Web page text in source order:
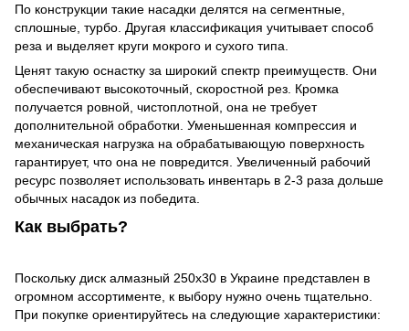
По конструкции такие насадки делятся на сегментные,
сплошные, турбо. Другая классификация учитывает способ
реза и выделяет круги мокрого и сухого типа.
Ценят такую оснастку за широкий спектр преимуществ. Они
обеспечивают высокоточный, скоростной рез. Кромка
получается ровной, чистоплотной, она не требует
дополнительной обработки. Уменьшенная компрессия и
механическая нагрузка на обрабатывающую поверхность
гарантирует, что она не повредится. Увеличенный рабочий
ресурс позволяет использовать инвентарь в 2-3 раза дольше
обычных насадок из победита.
Как выбрать?
Поскольку диск алмазный 250х30 в Украине представлен в
огромном ассортименте, к выбору нужно очень тщательно.
При покупке ориентируйтесь на следующие характеристики: